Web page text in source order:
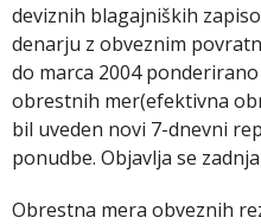
deviznih blagajniških
denarju z obveznim
do marca 2004
obrestnih mer(efektivna
bil uveden novi 7-dnevni
ponudbe. Objavlja se
Obrestna mera obveznih